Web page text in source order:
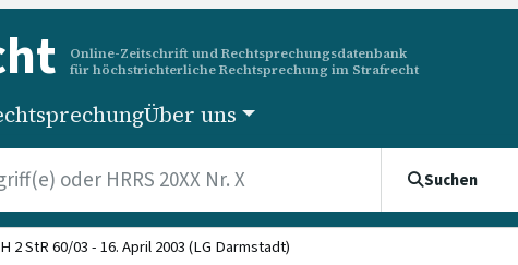
Online-Zeitschrift und Rechtsprechungsdatenbank
für höchstrichterliche Rechtsprechung im Strafrecht
Über uns
Suchen
2 StR 60/03 - 16. April 2003 (LG Darmstadt)